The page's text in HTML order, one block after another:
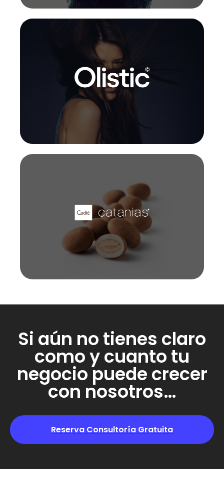
Si aún no tienes claro
como y cuanto tu
negocio puede crecer
con nosotros…
Reserva Consultoría Gratuita